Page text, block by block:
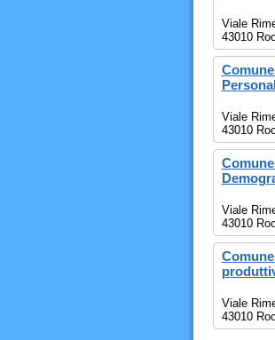
Viale
43010
Viale
43010
Viale
43010
Viale
43010